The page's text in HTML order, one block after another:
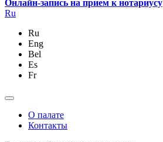
Онлайн-запись на прием к нотариусу
Ru
Ru
Eng
Bel
Es
Fr
О палате
Контакты